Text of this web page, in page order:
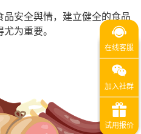
安全舆情，建立健全的食品
为重要。